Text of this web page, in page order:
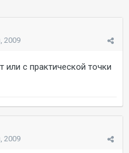
2009
или с практической точки
2009